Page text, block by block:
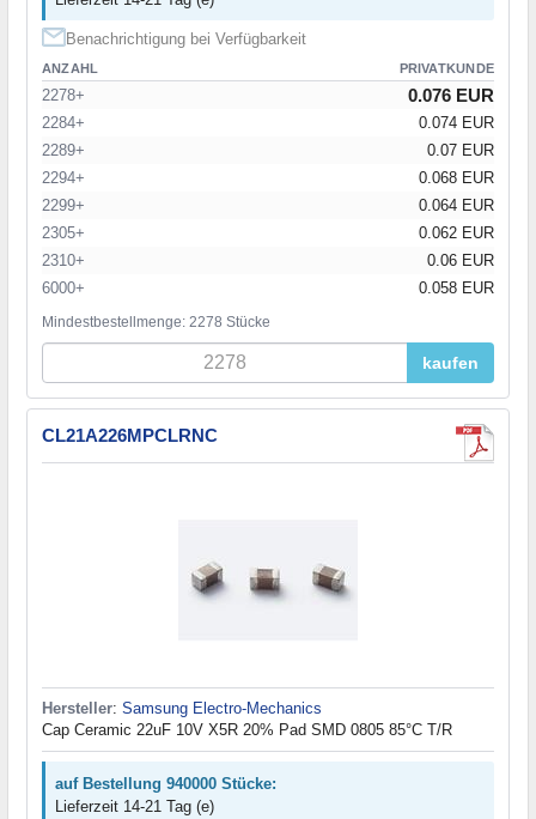
Benachrichtigung bei Verfügbarkeit
ANZAHL PRIVATKUNDE
2278+ 0.076 EUR
2284+
0.074 EUR
2289+
0.07 EUR
2294+
0.068 EUR
2299+
0.064 EUR
2305+
0.062 EUR
2310+
0.06 EUR
6000+
0.058 EUR
Mindestbestellmenge: 2278 Stücke
kaufen
CL21A226MPCLRNC
Hersteller: Samsung Electro-Mechanics
Cap Ceramic 22uF 10V X5R 20% Pad SMD 0805 85°C T/R
auf Bestellung 940000 Stücke:
Lieferzeit 14-21 Tag (e)